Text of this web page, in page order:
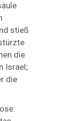
stieß
die
Israel;
die